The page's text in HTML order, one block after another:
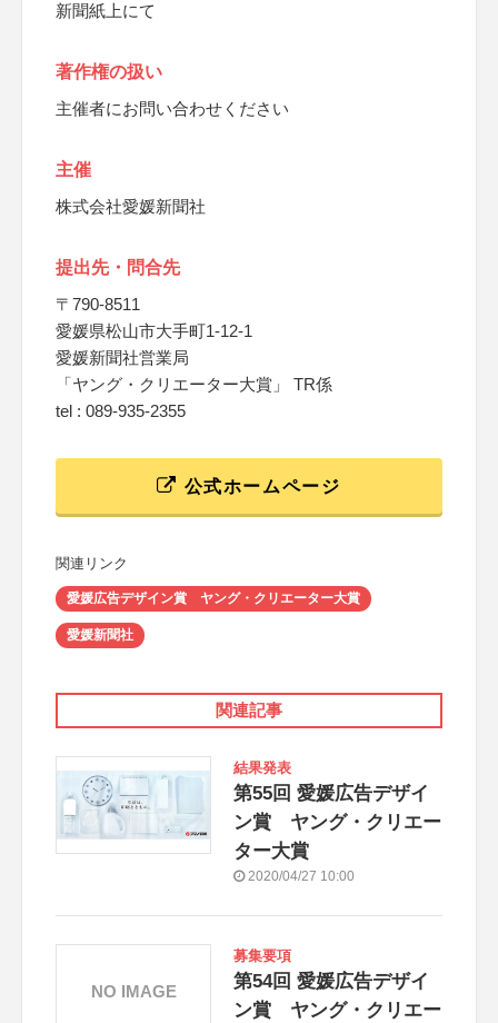
新聞紙上にて
著作権の扱い
主催者にお問い合わせください
主催
株式会社愛媛新聞社
提出先・問合先
〒790-8511
愛媛県松山市大手町1-12-1
愛媛新聞社営業局
「ヤング・クリエーター大賞」 TR係
tel : 089-935-2355
公式ホームページ
関連リンク
愛媛広告デザイン賞 ヤング・クリエーター大賞
愛媛新聞社
関連記事
結果発表
第55回 愛媛広告デザイ
ン賞 ヤング・クリエー
ター大賞
2020/04/27 10:00
募集要項
第54回 愛媛広告デザイ
ン賞 ヤング・クリエー
NO IMAGE